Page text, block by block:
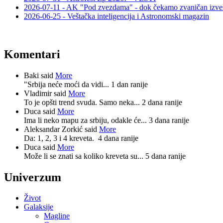
2026-07-11 - AK "Pod zvezdama" - dok čekamo zvaničan
2026-06-25 - Veštačka inteligencija i Astronomski magazin
Komentari
Baki said More
"Srbija neće moći da vidi... 1 dan ranije
Vladimir said More
To je opšti trend svuda. Samo neka... 2 dana ranije
Duca said More
Ima li neko mapu za srbiju, odakle će... 3 dana ranije
Aleksandar Zorkić said More
Da: 1, 2, 3 i 4 kreveta. 4 dana ranije
Duca said More
Može li se znati sa koliko kreveta su... 5 dana ranije
Univerzum
Život
Galaksije
Magline